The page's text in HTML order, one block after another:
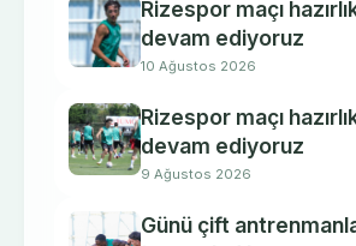
Rizespor maçı
devam ediyoruz
10 Ağustos 2026
Rizespor maçı
devam ediyoruz
9 Ağustos 2026
Günü çift